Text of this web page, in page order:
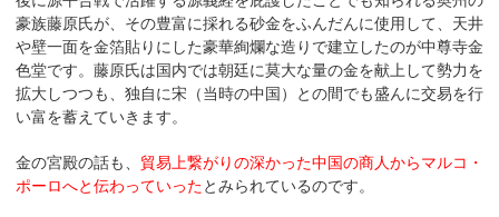
豪族藤原氏が、その豊富に採れる砂金をふんだんに使用して、天井
や壁一面を金箔貼りにした豪華絢爛な造りで建立したのが中尊寺金
色堂です。藤原氏は国内では朝廷に莫大な量の金を献上して勢力を
拡大しつつも、独自に宋（当時の中国）との間でも盛んに交易を行
い富を蓄えていきます。
金の宮殿の話も、 貿易上繋がりの深かった中国の商人からマルコ・
ポーロへと伝わっていったとみられているのです。